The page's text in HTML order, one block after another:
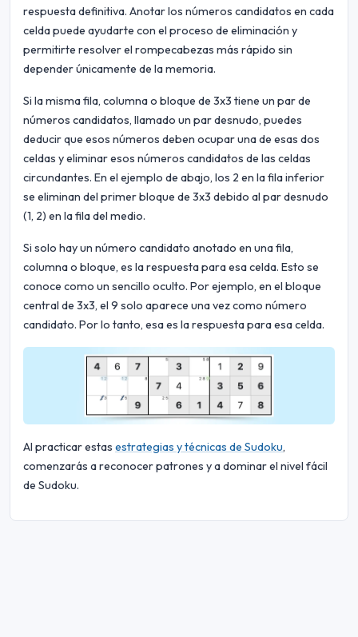
respuesta definitiva. Anotar los números candidatos en cada
celda puede ayudarte con el proceso de eliminación y
permitirte resolver el rompecabezas más rápido sin
depender únicamente de la memoria.
Si la misma fila, columna o bloque de 3x3 tiene un par de
números candidatos, llamado un par desnudo, puedes
deducir que esos números deben ocupar una de esas dos
celdas y eliminar esos números candidatos de las celdas
circundantes. En el ejemplo de abajo, los 2 en la fila inferior
se eliminan del primer bloque de 3x3 debido al par desnudo
(1, 2) en la fila del medio.
Si solo hay un número candidato anotado en una fila,
columna o bloque, es la respuesta para esa celda. Esto se
conoce como un sencillo oculto. Por ejemplo, en el bloque
central de 3x3, el 9 solo aparece una vez como número
candidato. Por lo tanto, esa es la respuesta para esa celda.
Al practicar estas estrategias y técnicas de Sudoku,
comenzarás a reconocer patrones y a dominar el nivel fácil
de Sudoku.